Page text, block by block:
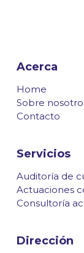
Acerca
Home
Sobre
Contacto
Servicios
Auditoría de
Actuaciones
Consultoría
Dirección